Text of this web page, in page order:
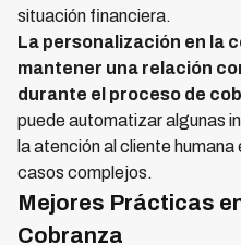
situación financiera.
La personalización en la
mantener una relación
durante el proceso de
puede automatizar algunas
la atención al cliente
casos complejos.
Mejores Prácticas
Cobranza